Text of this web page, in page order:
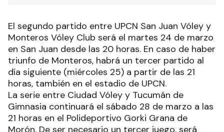
El segundo partido entre UPCN San Juan Vóley y
Monteros Vóley Club será el martes 24 de marzo
en San Juan desde las 20 horas. En caso de haber
triunfo de Monteros, habrá un tercer partido al
día siguiente (miércoles 25) a partir de las 21
horas, también en el estadio de UPCN.
La serie entre Ciudad Vóley y Tucumán de
Gimnasia continuará el sábado 28 de marzo a las
21 horas en el Polideportivo Gorki Grana de
Morón. De ser necesario un tercer juego, será